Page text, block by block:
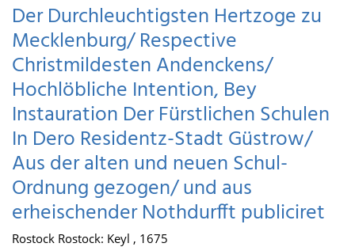
Der Durchleuchtigsten Hertzoge zu
Mecklenburg/ Respective
Christmildesten Andenckens/
Hochlöbliche Intention, Bey
Instauration Der Fürstlichen Schulen
In Dero Residentz-Stadt Güstrow/
Aus der alten und neuen Schul-
Ordnung gezogen/ und aus
erheischender Nothdurfft publiciret
Rostock Rostock: Keyl , 1675